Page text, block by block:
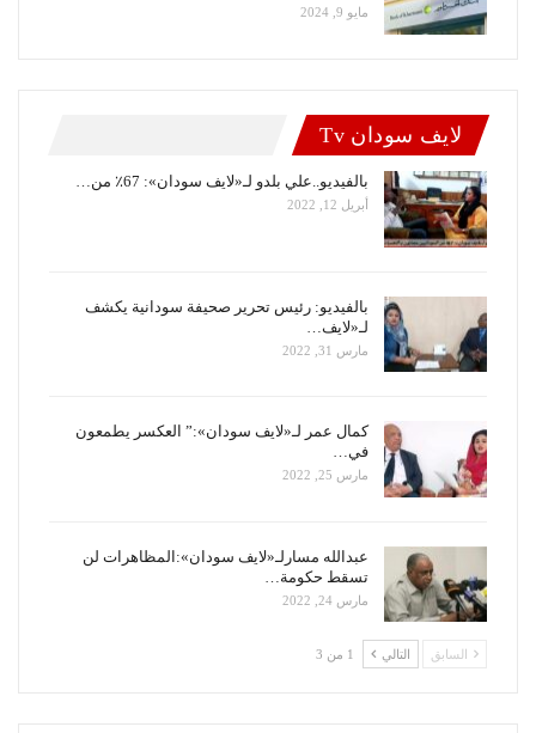
مايو 9, 2024
لايف سودان Tv
بالفيديو..علي بلدو لـ«لايف سودان»: 67٪ من…
أبريل 12, 2022
بالفيديو: رئيس تحرير صحيفة سودانية يكشف
لـ«لايف…
مارس 31, 2022
كمال عمر لـ«لايف سودان»:” العكسر يطمعون
في…
مارس 25, 2022
عبدالله مسارلـ«لايف سودان»:المظاهرات لن
تسقط حكومة…
مارس 24, 2022
السابق التالي 1 من 3